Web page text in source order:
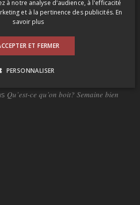
ce qu’on boit? En visite chez mon
Qu’est-ce qu’on boit? Semaine bien
à notre analyse d'audience, à l'efficacité
et à la pertinence des publicités. En
savoir plus
ET FERMER
PERSONNALISER